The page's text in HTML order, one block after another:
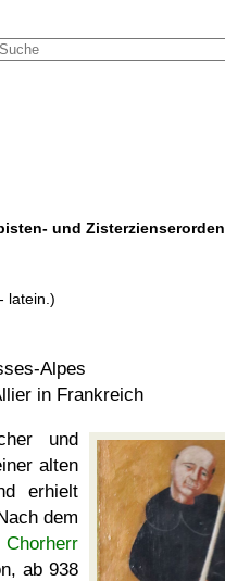
und Zisterzienserorden
latein.)
Alpes
in Frankreich
und
alten
erhielt
dem
Chorherr
ab 938